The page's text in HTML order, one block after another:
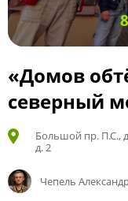
«Домов
северный
Большой пр. П.С.,
д. 2
Чепель